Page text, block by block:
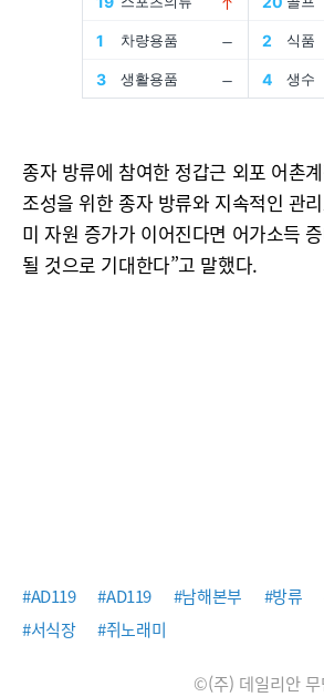
종자 방류에 참여한 정갑근 외포 어촌
조성을 위한 종자 방류와 지속적인 관
미 자원 증가가 이어진다면 어가소득
될 것으로 기대한다”고 말했다.
#AD119 #AD119 #남해본부 #방류
#서식장
#쥐노래미
©(주) 데일리안 무